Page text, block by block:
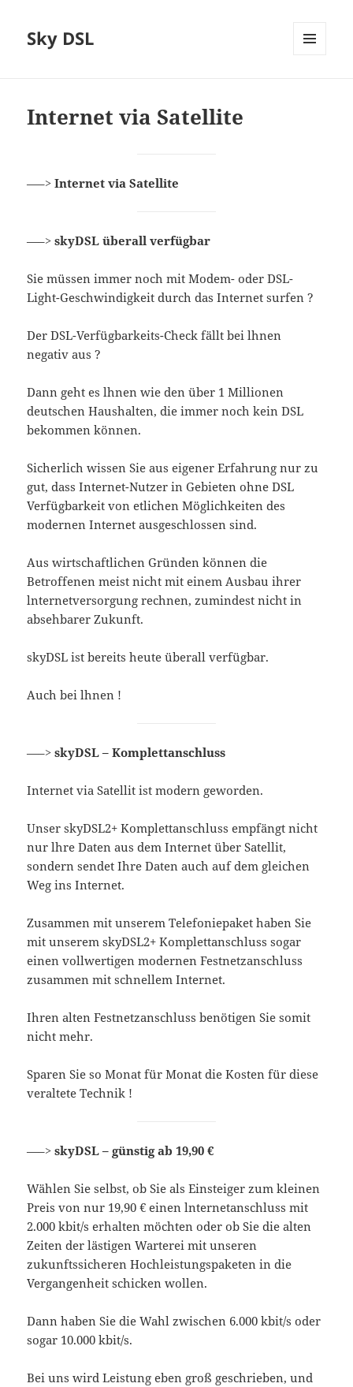
Sky DSL
Internet via Satellite
—–>Internet via Satellite
—–>skyDSL überall verfügbar
Sie müssen immer noch mit Modem- oder DSL-
Light-Geschwindigkeit durch das Internet surfen ?
Der DSL-Verfügbarkeits-Check fällt bei lhnen
negativ aus ?
Dann geht es lhnen wie den über 1 Millionen
deutschen Haushalten, die immer noch kein DSL
bekommen können.
Sicherlich wissen Sie aus eigener Erfahrung nur zu
gut, dass Internet-Nutzer in Gebieten ohne DSL
Verfügbarkeit von etlichen Möglichkeiten des
modernen Internet ausgeschlossen sind.
Aus wirtschaftlichen Gründen können die
Betroffenen meist nicht mit einem Ausbau ihrer
lnternetversorgung rechnen, zumindest nicht in
absehbarer Zukunft.
skyDSL ist bereits heute überall verfügbar.
Auch bei lhnen !
—–>skyDSL – Komplettanschluss
Internet via Satellit ist modern geworden.
Unser skyDSL2+ Komplettanschluss empfängt nicht
nur lhre Daten aus dem Internet über Satellit,
sondern sendet Ihre Daten auch auf dem gleichen
Weg ins Internet.
Zusammen mit unserem Telefoniepaket haben Sie
mit unserem skyDSL2+ Komplettanschluss sogar
einen vollwertigen modernen Festnetzanschluss
zusammen mit schnellem Internet.
Ihren alten Festnetzanschluss benötigen Sie somit
nicht mehr.
Sparen Sie so Monat für Monat die Kosten für diese
veraltete Technik !
—–>skyDSL – günstig ab 19,90 €
Wählen Sie selbst, ob Sie als Einsteiger zum kleinen
Preis von nur 19,90 € einen lnternetanschluss mit
2.000 kbit/s erhalten möchten oder ob Sie die alten
Zeiten der lästigen Warterei mit unseren
zukunftssicheren Hochleistungspaketen in die
Vergangenheit schicken wollen.
Dann haben Sie die Wahl zwischen 6.000 kbit/s oder
sogar 10.000 kbit/s.
Bei uns wird Leistung eben groß geschrieben, und